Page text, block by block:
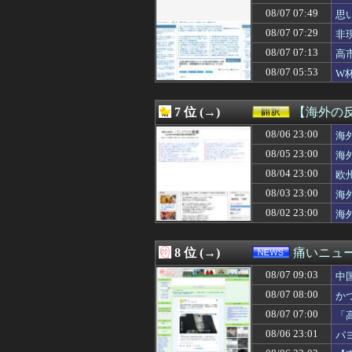
彼氏「俺の親は
08/07 09:00
【ラーメン】マ
08/07 09:00
【VTuber】ばあ
08/07 09:00
【朗報】韓国人
08/07 08:58
「次回」ユニバ
08/07 08:57
洗濯機を掃除し
08/07 08:57
リゾート地で挙
08/07 08:57
友達がいないか
08/07 08:57
おっさんバイト
08/07 08:56
Liquemがブラン
08/07 08:56
ESPERANZAが
「盗人たけだけ
08/07 08:47
交際解消の定義
08/07 08:47
娘が俺に全く似
08/07 08:47
見た目がヤジロ
08/07 08:47
アホルガーでア
08/07 08:47
【衝撃】ウェブ
08/07 08:46
【悲報】NHK、
08/07 08:44
「みんなの大家
08/07 08:42
石破「日本の財
08/07 08:40
映画館でオナラ
08/07 08:40
美人JDが彼氏の
08/07 08:40
【速報】中国外
08/07 07:49
思
08/07 07:29
非
08/07 07:13
高
08/07 05:53
W
7 位 (→) 【海外
08/06 23:00
海
08/05 23:00
海
08/04 23:00
欧
08/03 23:00
海
08/02 23:00
海
8 位 (→) 痛いニュ
08/07 09:03
中
08/07 08:00
か
08/07 07:00
08/06 23:01
パ